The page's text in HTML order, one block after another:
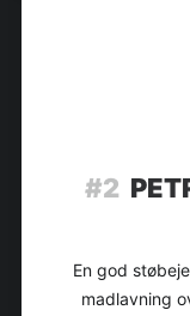
#2
En god
madlavning